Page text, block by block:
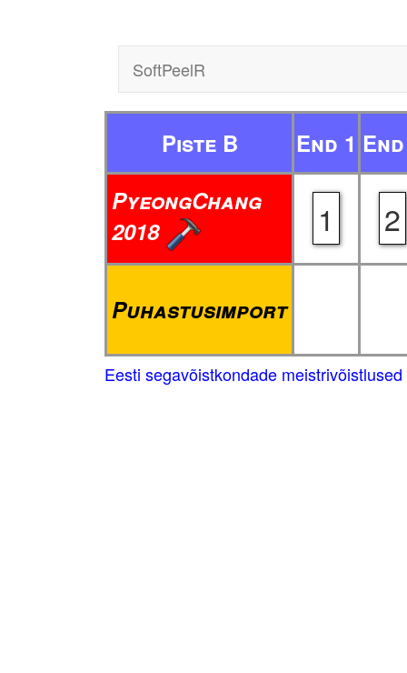
SoftPeelR
Piste B End 1
PyeongChang
2018
1 2
Puhastusimport
Eesti segavõistkondade